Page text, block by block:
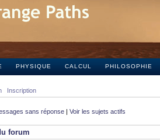
PHYSIQUE CALCUL PHILOSOPHIE
Inscription
sans réponse | Voir les sujets actifs
forum